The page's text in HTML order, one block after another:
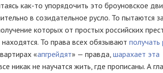
как-то упорядочить это броуновское
в созидательное русло. То пытаются
которых от простых российских
находятся. То права всех обязывают получать
«апгрейдят» — правда, шарахает эта
никак не научатся жить, где прописаны. А